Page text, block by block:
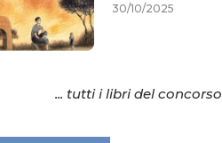
30/10/2025
... tutti i libri del concorso